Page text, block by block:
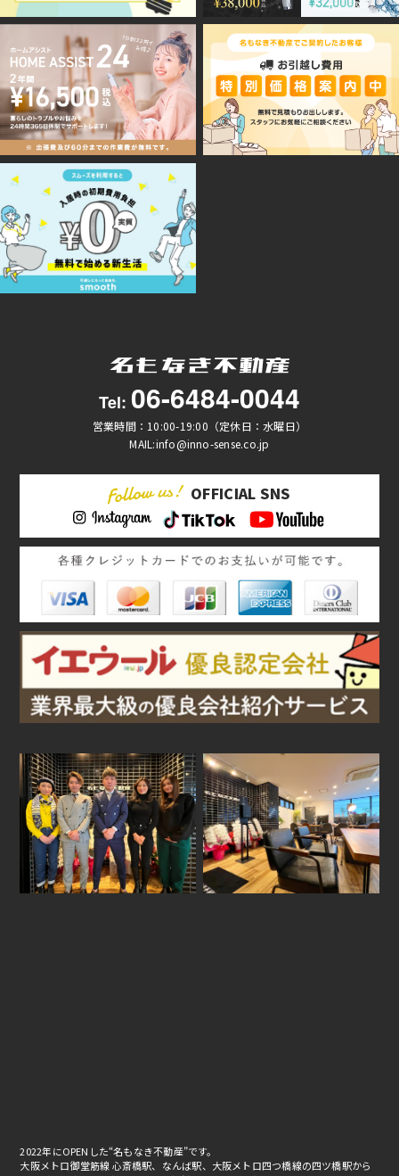
Tel: 06-6484-0044
営業時間：10:00-19:00（定休日：水曜日）
MAIL:info@inno-sense.co.jp
OFFICIAL SNS
2022年にOPENした“名もなき不動産”です。
大阪メトロ御堂筋線 心斎橋駅、なんば駅、大阪メトロ四つ橋線の四ツ橋駅から